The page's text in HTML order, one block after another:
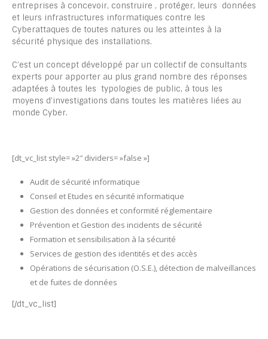
entreprises à concevoir, construire , protéger, leurs données
et leurs infrastructures informatiques contre les
Cyberattaques de toutes natures ou les atteintes à la
sécurité physique des installations.
C’est un concept développé par un collectif de consultants
experts pour apporter au plus grand nombre des réponses
adaptées à toutes les typologies de public, à tous les
moyens d’investigations dans toutes les matières liées au
monde Cyber.
[dt_vc_list style= »2″ dividers= »false »]
Audit de sécurité informatique
Conseil et Etudes en sécurité informatique
Gestion des données et conformité réglementaire
Prévention et Gestion des incidents de sécurité
Formation et sensibilisation à la sécurité
Services de gestion des identités et des accès
Opérations de sécurisation (O.S.E.), détection de malveillances
et de fuites de données
[/dt_vc_list]